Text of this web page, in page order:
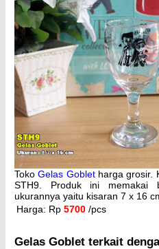
TokoGelas Gobletharga grosir.
STH9. Produk ini memakai
ukurannya yaitu kisaran 7 x 16
Harga: Rp 5700 /pcs
Gelas Goblet terkait